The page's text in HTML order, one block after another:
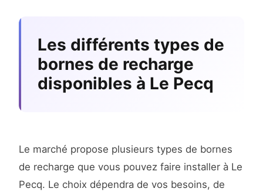
Les différents types de
bornes de recharge
disponibles à Le Pecq
Le marché propose plusieurs types de bornes
de recharge que vous pouvez faire installer à Le
Pecq. Le choix dépendra de vos besoins, de